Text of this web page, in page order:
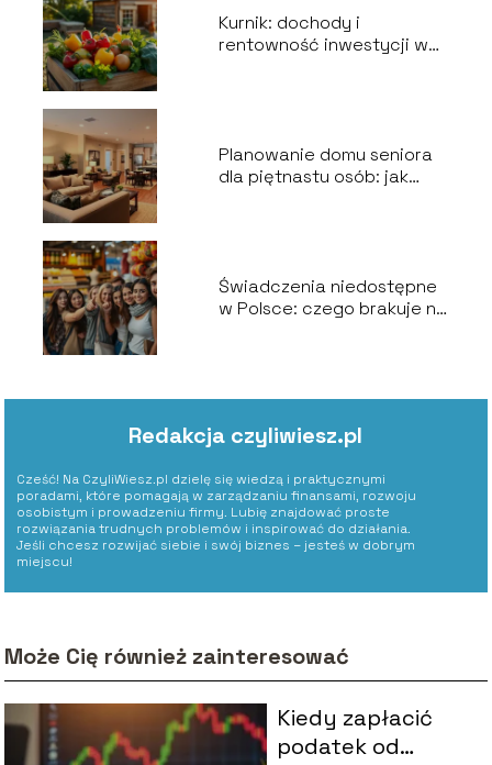
Kurnik: dochody i
rentowność inwestycji w
Planowanie domu seniora
dla piętnastu osób: jak
Świadczenia niedostępne
w Polsce: czego brakuje na
Redakcja czyliwiesz.pl
Cześć! Na CzyliWiesz.pl dzielę się wiedzą i praktycznymi
poradami, które pomagają w zarządzaniu finansami, rozwoju
osobistym i prowadzeniu firmy. Lubię znajdować proste
rozwiązania trudnych problemów i inspirować do działania.
Jeśli chcesz rozwijać siebie i swój biznes – jesteś w dobrym
miejscu!
Może Cię również zainteresować
Kiedy zapłacić
podatek od